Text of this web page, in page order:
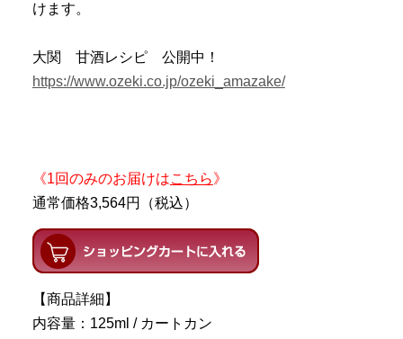
けます。
大関 甘酒レシピ 公開中！
https://www.ozeki.co.jp/ozeki_amazake/
《1回のみのお届けはこちら》
通常価格3,564円（税込）
【商品詳細】
内容量：125ml / カートカン